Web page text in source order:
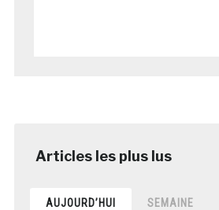
AUJOURD’HUI SEMAINE